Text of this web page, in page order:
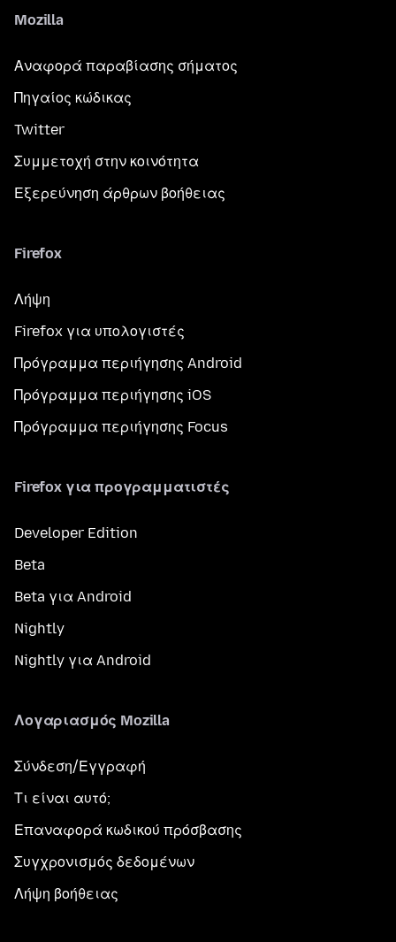
Mozilla
Αναφορά παραβίασης σήματος
Πηγαίος κώδικας
Twitter
Συμμετοχή στην κοινότητα
Εξερεύνηση άρθρων βοήθειας
Firefox
Λήψη
Firefox για υπολογιστές
Πρόγραμμα περιήγησης Android
Πρόγραμμα περιήγησης iOS
Πρόγραμμα περιήγησης Focus
Firefox για προγραμματιστές
Developer Edition
Beta
Beta για Android
Nightly
Nightly για Android
Λογαριασμός Mozilla
Σύνδεση/Εγγραφή
Τι είναι αυτό;
Επαναφορά κωδικού πρόσβασης
Συγχρονισμός δεδομένων
Λήψη βοήθειας